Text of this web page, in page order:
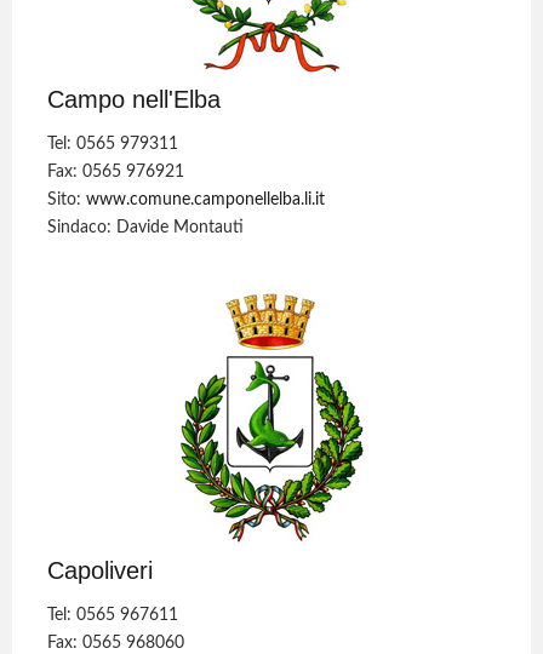
Campo nell'Elba
Tel: 0565 979311
Fax: 0565 976921
Sito:www.comune.camponellelba.li.it
Sindaco: Davide Montauti
Capoliveri
Tel: 0565 967611
Fax: 0565 968060